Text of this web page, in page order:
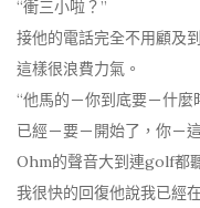
“衝三小啦？”
接他的電話完全不用顧及
這樣很浪費力氣。
“他馬的－你到底要－什麼
已經－要－開始了，你－
Ohm的聲音大到連golf都
我很快的回復他說我已經